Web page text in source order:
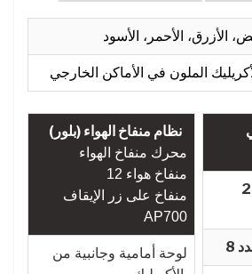
الأزرق، الأحمر، الأسود
الملون في الأماكن الخارجي
محرك منفاخ الهواء
12 منفاخ هواء
منفاخ على زر الإيقاف
AP700
لوحة أمامية وجانبية من
موتور مياه جاكوزي 2
8